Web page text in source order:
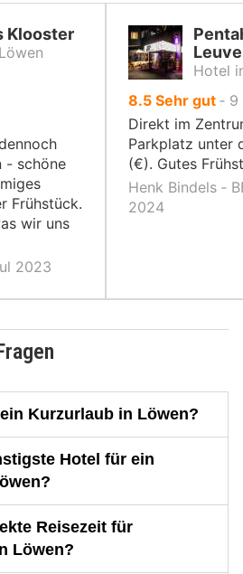
Klooster
- schöne
Frühstück.
wir uns
2023
Hotel
8.5von
10,
Sehr gut ‐ 9
Direkt im
Parkplatz unter
(€). Gutes
Henk Bindels ‐
2024
Kurzurlaub in Löwen?
Hotel für ein
Reisezeit für
Löwen?